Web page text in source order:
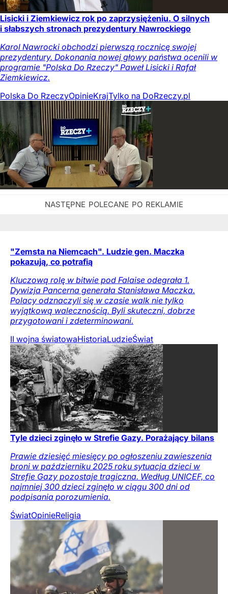
Lisicki i Ziemkiewicz rok po zaprzysiężeniu. O silnych
i słabszych stronach prezydentury Nawrockiego
Karol Nawrocki obchodzi pierwszą rocznicę swojej
prezydentury. Dokonania nowej głowy państwa ocenili w
programie "Polska Do Rzeczy" Paweł Lisicki i Rafał
Ziemkiewicz.
Polska Do RzeczyOpinieKrajTylko na DoRzeczy.pl
"Zemsta na Niemcach". Ludzie gen. Maczka
pokazują, co potrafią
Kluczową rolę w bitwie pod Falaise odegrała 1.
Dywizja Pancerna generała Stanisława Maczka.
Polacy odznaczyli się w czasie walk nie tylko
wyjątkową walecznością. Byli skuteczni, dobrze
przygotowani i zdeterminowani.
II wojna światowaHistoriaLudzieŚwiat
Tyle dzieci zginęło w Strefie Gazy. Porażający bilans
Prawie dziesięć miesięcy po ogłoszeniu zawieszenia
broni w październiku 2025 roku sytuacja dzieci w
Strefie Gazy pozostaje tragiczna. Według UNICEF, co
najmniej 300 dzieci zginęło w ciągu 300 dni od
podpisania porozumienia.
ŚwiatOpinieReligia